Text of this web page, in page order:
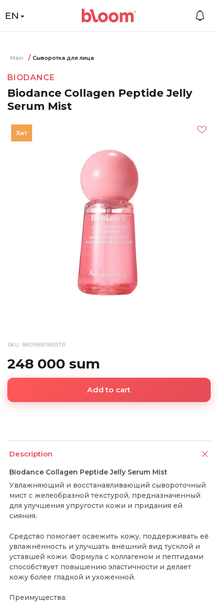
EN
Main Сыворотка для лица
BIODANCE
Biodance Collagen Peptide Jelly
Serum Mist
SKU: 8809891186570
248 000 sum
Add to cart
Description
Biodance Collagen Peptide Jelly Serum Mist
Увлажняющий и восстанавливающий сывороточный
мист с желеобразной текстурой, предназначенный
для улучшения упругости кожи и придания ей
сияния.
Средство помогает освежить кожу, поддерживать её
увлажнённость и улучшать внешний вид тусклой и
уставшей кожи. Формула с коллагеном и пептидами
способствует повышению эластичности и делает
кожу более гладкой и ухоженной.
Преимущества: